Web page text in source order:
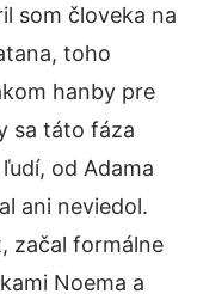
som človeka na
toho
hanby pre
sa táto fáza
od Adama
ani neviedol.
začal formálne
Noema a